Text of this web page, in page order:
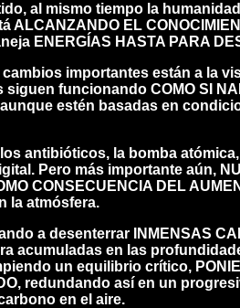
al mismo tiempo la
ALCANZANDO EL
ENERGÍAS HASTA PARA
importantes están a la
funcionando COMO SI
estén basadas en
antibióticos, la bomba
Pero más importante aún,
CONSECUENCIA DEL
la atmósfera.
a desenterrar INMENSAS
acumuladas en las
un equilibrio crítico,
redundando así en un
en el aire.